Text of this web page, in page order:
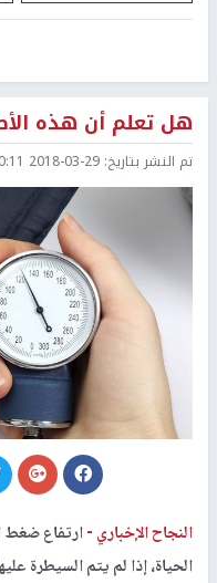
هل تعلم أن هذه الأطعمة الـ8
تم النشر بتاريخ: 2018-03-29 10:11
النجاح الإخباري -ارتفاع ضغط
الحياة، إذا لم يتم السيطرة